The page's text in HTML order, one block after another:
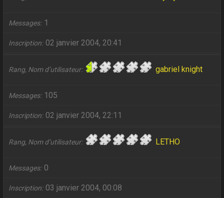
Messages 1
Inscription 02 janvier 2004, 20:41
Rang, Nom d’utilisateur gabriel knight
Messages 105
Inscription 02 janvier 2004, 22:11
Rang, Nom d’utilisateur LETHO
Messages 0
Inscription 03 janvier 2004, 00:08